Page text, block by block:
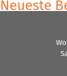
Neueste
Neubau
Wichtiger
Frühlingsfest
Mitglieder für